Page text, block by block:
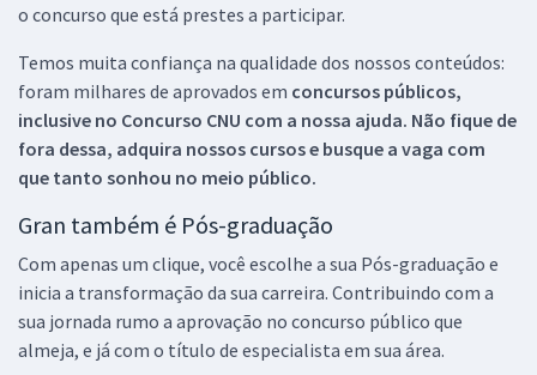
o concurso que está prestes a participar.
Temos muita confiança na qualidade dos nossos conteúdos:
foram milhares de aprovados em concursos públicos,
inclusive no Concurso CNU com a nossa ajuda. Não fique de
fora dessa, adquira nossos cursos e busque a vaga com
que tanto sonhou no meio público.
Gran também é Pós-graduação
Com apenas um clique, você escolhe a sua Pós-graduação e
inicia a transformação da sua carreira. Contribuindo com a
sua jornada rumo a aprovação no concurso público que
almeja, e já com o título de especialista em sua área.